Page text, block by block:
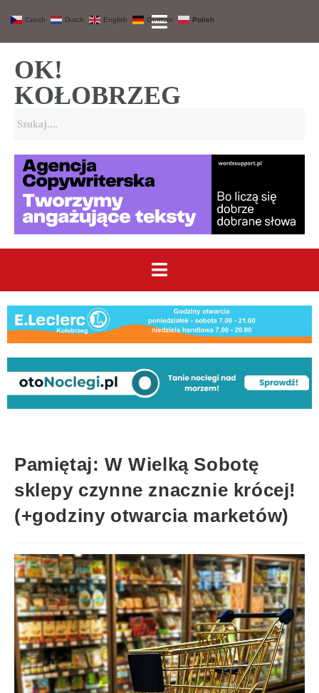
OK!
KOŁOBRZEG
Pamiętaj: W Wielką Sobotę
sklepy czynne znacznie krócej!
(+godziny otwarcia marketów)
Czech Dutch English German Polish